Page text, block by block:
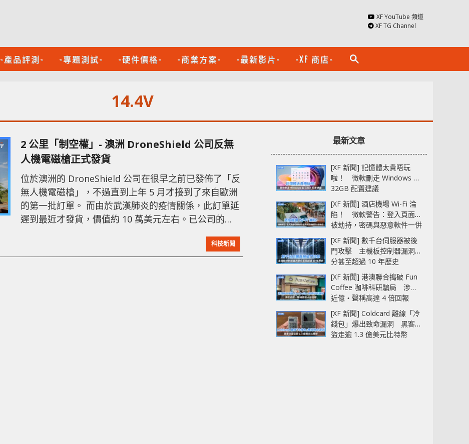
XF YouTube 頻道
XF TG Channel
-產品評測- -專題測試- -硬件價格- -商業方案- -最新影片- -XF 商店- search
14.4V
2 公里「制空權」- 澳洲 DroneShield 公司反無
人機電磁槍正式發貨
位於澳洲的 DroneShield 公司在很早之前已發佈了「反
無人機電磁槍」，不過直到上年 5 月才接到了來自歐洲
的第一批訂單。 而由於武漢肺炎的疫情關係，此訂單延
遲到最近才發貨，價值約 10 萬美元左右。已公司的
後頭。DroneShield 公司的 DroneGun Tactical (反無
人機電磁槍)，原理是透過指向發射電磁信號，干擾目標
科技新聞
最新文章
[XF 新聞] 記憶體太貴唔玩
啦！ 微軟刪走 Windows 11
32GB 配置建議
[XF 新聞] 酒店機場 Wi-Fi 淪
陷！ 微軟警告：登入頁面可
被劫持，密碼與惡意軟件一併
中招
[XF 新聞] 數千台伺服器被後
門攻擊 主機板控制器漏洞部
分甚至超過 10 年歷史
[XF 新聞] 港澳聯合搗破 Fun
Coffee 咖啡科研騙局 涉款
近億‧聲稱高達 4 倍回報
[XF 新聞] Coldcard 離線「冷
錢包」爆出致命漏洞 黑客已
盜走逾 1.3 億美元比特幣